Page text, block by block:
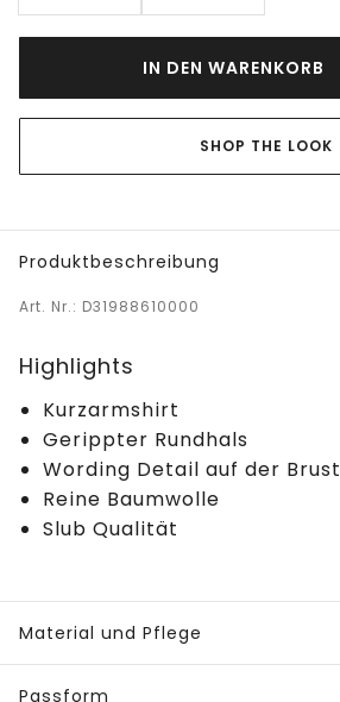
IN DEN WARENKORB
SHOP THE LOOK
Produktbeschreibung
Art. Nr.: D31988610000
Highlights
Kurzarmshirt
Gerippter Rundhals
Wording Detail auf der Brust
Reine Baumwolle
Slub Qualität
Material und Pflege
Passform